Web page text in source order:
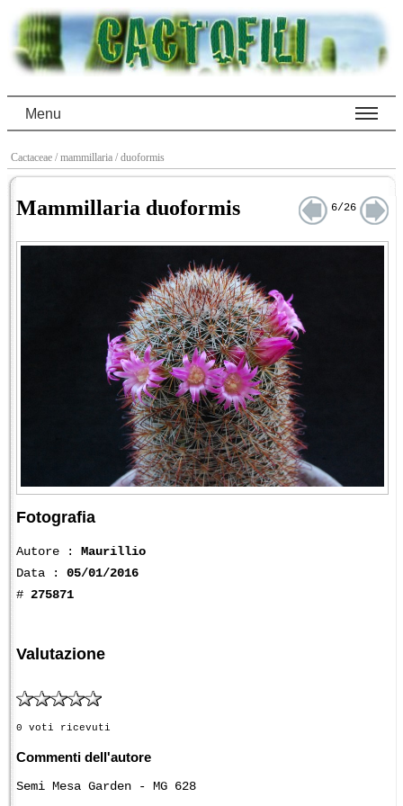
Menu
Cactaceae / mammillaria / duoformis
Mammillaria duoformis 6/26
Fotografia
Autore : Maurillio
Data : 05/01/2016
# 275871
Valutazione
0 voti ricevuti
Commenti dell'autore
Semi Mesa Garden - MG 628